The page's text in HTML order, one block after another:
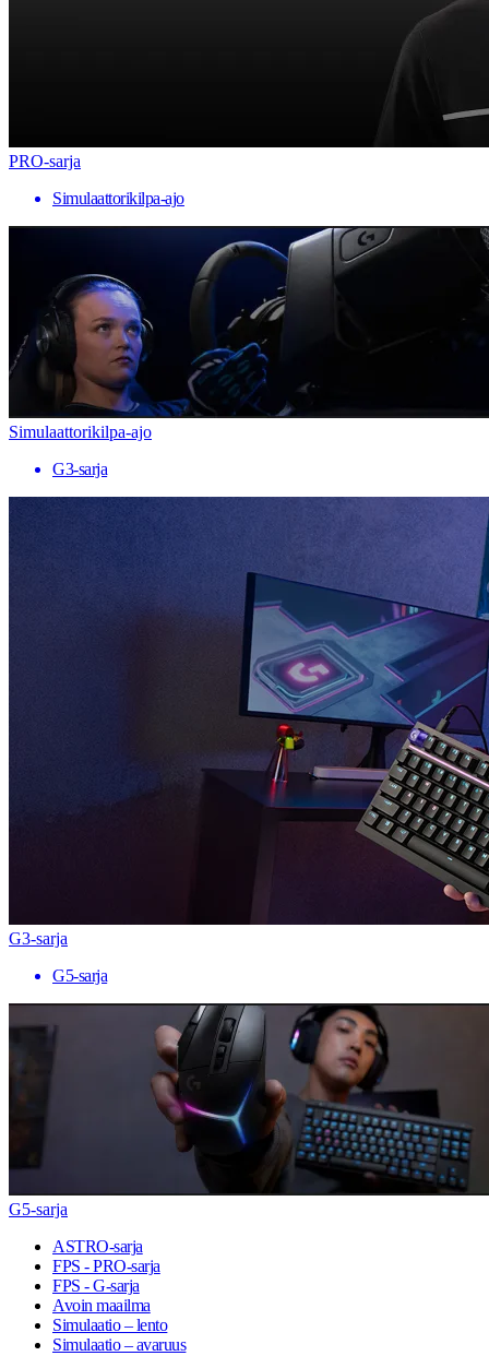
PRO-sarja
Simulaattorikilpa-ajo
Simulaattorikilpa-ajo
G3-sarja
G3-sarja
G5-sarja
G5-sarja
ASTRO-sarja
FPS - PRO-sarja
FPS - G-sarja
Avoin maailma
Simulaatio – lento
Simulaatio – avaruus